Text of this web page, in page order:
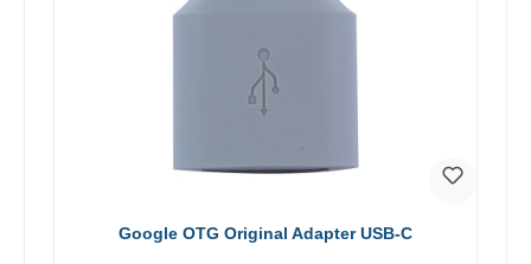
Google OTG Original Adapter USB-C